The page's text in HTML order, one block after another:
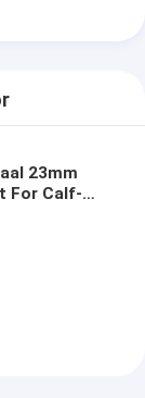
23mm
For Calf-